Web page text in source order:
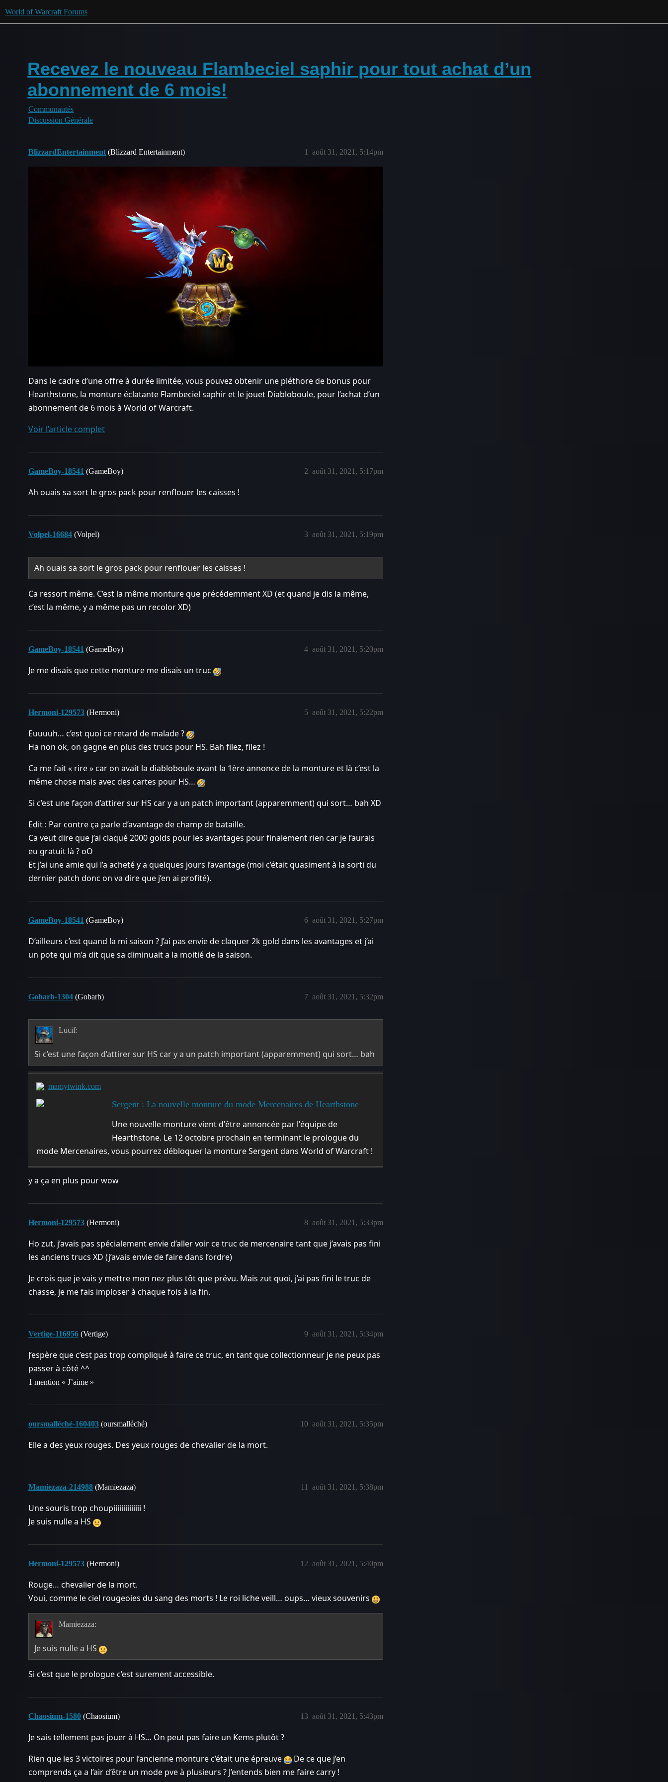
World of Warcraft Forums
Recevez le nouveau Flambeciel saphir pour tout achat d’un
abonnement de 6 mois!
Communautés
Discussion Générale
BlizzardEntertainment (Blizzard Entertainment) août 31, 2021, 5:14pm
1
Dans le cadre d’une offre à durée limitée, vous pouvez obtenir une pléthore de bonus pour
Hearthstone, la monture éclatante Flambeciel saphir et le jouet Diabloboule, pour l’achat d’un
abonnement de 6 mois à World of Warcraft.
Voir l’article complet
GameBoy-18541 (GameBoy) août 31, 2021, 5:17pm
2
Ah ouais sa sort le gros pack pour renflouer les caisses !
Volpel-16684 (Volpel) août 31, 2021, 5:19pm
3
Ah ouais sa sort le gros pack pour renflouer les caisses !
Ca ressort même. C’est la même monture que précédemment XD (et quand je dis la même,
c’est la même, y a même pas un recolor XD)
GameBoy-18541 (GameBoy) août 31, 2021, 5:20pm
4
Je me disais que cette monture me disais un truc
Hermoni-129573 (Hermoni) août 31, 2021, 5:22pm
5
Euuuuh… c’est quoi ce retard de malade ?
Ha non ok, on gagne en plus des trucs pour HS. Bah filez, filez !
Ca me fait « rire » car on avait la diabloboule avant la 1ère annonce de la monture et là c’est la
même chose mais avec des cartes pour HS…
Si c’est une façon d’attirer sur HS car y a un patch important (apparemment) qui sort… bah XD
Edit : Par contre ça parle d’avantage de champ de bataille.
Ca veut dire que j’ai claqué 2000 golds pour les avantages pour finalement rien car je l’aurais
eu gratuit là ? oO
Et j’ai une amie qui l’a acheté y a quelques jours l’avantage (moi c’était quasiment à la sorti du
dernier patch donc on va dire que j’en ai profité).
GameBoy-18541 (GameBoy) août 31, 2021, 5:27pm
6
D’ailleurs c’est quand la mi saison ? J’ai pas envie de claquer 2k gold dans les avantages et j’ai
un pote qui m’a dit que sa diminuait a la moitié de la saison.
Gobarb-1304 (Gobarb) août 31, 2021, 5:32pm
7
Lucif:
Si c’est une façon d’attirer sur HS car y a un patch important (apparemment) qui sort… bah
mamytwink.com
Sergent : La nouvelle monture du mode Mercenaires de Hearthstone
Une nouvelle monture vient d'être annoncée par l'équipe de
Hearthstone. Le 12 octobre prochain en terminant le prologue du
mode Mercenaires, vous pourrez débloquer la monture Sergent dans World of Warcraft !
y a ça en plus pour wow
Hermoni-129573 (Hermoni) août 31, 2021, 5:33pm
8
Ho zut, j’avais pas spécialement envie d’aller voir ce truc de mercenaire tant que j’avais pas fini
les anciens trucs XD (j’avais envie de faire dans l’ordre)
Je crois que je vais y mettre mon nez plus tôt que prévu. Mais zut quoi, j’ai pas fini le truc de
chasse, je me fais imploser à chaque fois à la fin.
Vertige-116956 (Vertige) août 31, 2021, 5:34pm
9
J’espère que c’est pas trop compliqué à faire ce truc, en tant que collectionneur je ne peux pas
passer à côté ^^
1 mention « J’aime »
oursmalléché-160403 (oursmalléché) août 31, 2021, 5:35pm
10
Elle a des yeux rouges. Des yeux rouges de chevalier de la mort.
Mamiezaza-214988 (Mamiezaza) août 31, 2021, 5:38pm
11
Une souris trop choupiiiiiiiiiiiiii !
Je suis nulle a HS
Hermoni-129573 (Hermoni) août 31, 2021, 5:40pm
12
Rouge… chevalier de la mort.
Voui, comme le ciel rougeoies du sang des morts ! Le roi liche veill… oups… vieux souvenirs
Mamiezaza:
Je suis nulle a HS
Si c’est que le prologue c’est surement accessible.
Chaosium-1580 (Chaosium) août 31, 2021, 5:43pm
13
Je sais tellement pas jouer à HS… On peut pas faire un Kems plutôt ?
Rien que les 3 victoires pour l’ancienne monture c’était une épreuve
De ce que j’en
comprends ça a l’air d’être un mode pve à plusieurs ? J’entends bien me faire carry !